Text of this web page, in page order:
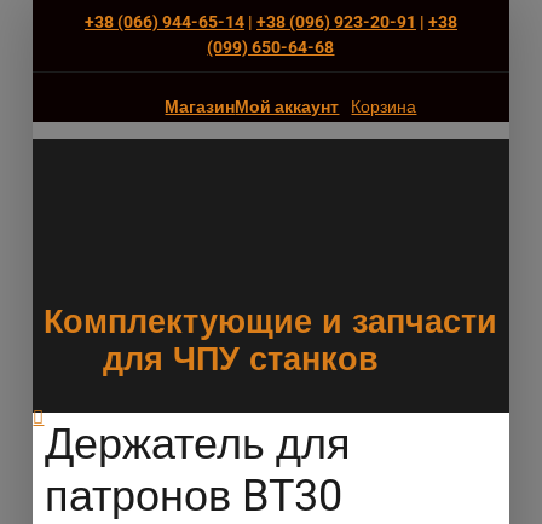
+38 (066) 944-65-14| +38 (096) 923-20-91 | +38
(‎099) 650-64-68
МагазинМой аккаунт Корзина
Комплектующие и запчасти
для ЧПУ станков
Держатель для
патронов BT30